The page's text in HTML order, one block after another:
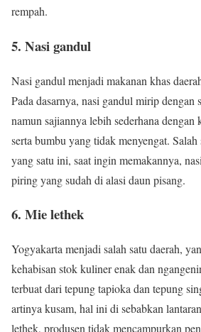
rempah.
5. Nasi gandul
Nasi gandul menjadi makanan khas
Pada dasarnya, nasi gandul mirip dengan
namun sajiannya lebih sederhana dengan
serta bumbu yang tidak menyengat.
yang satu ini, saat ingin memakannya,
piring yang sudah di alasi daun pisang.
6. Mie lethek
Yogyakarta menjadi salah satu daerah,
kehabisan stok kuliner enak dan
terbuat dari tepung tapioka dan tepung
artinya kusam, hal ini di sebabkan
lethek, produsen tidak mencampurkan